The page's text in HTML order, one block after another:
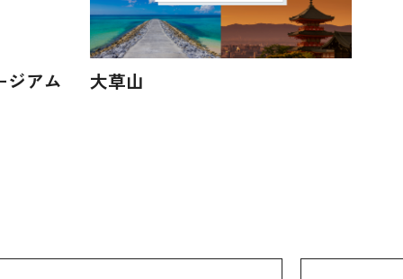
ジアム 大草山